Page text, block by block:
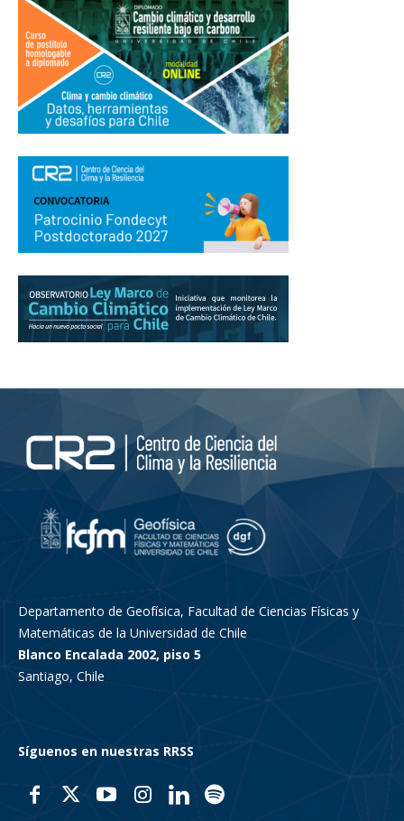
Departamento de Geofísica, Facultad de Ciencias Físicas y
Matemáticas de la Universidad de Chile
Blanco Encalada 2002, piso 5
Santiago, Chile
Síguenos en nuestras RRSS